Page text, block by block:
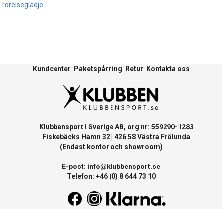
rörelseglädje.
Kundcenter Paketspårning Retur Kontakta oss
Klubbensport i Sverige AB, org nr: 559290-1283
Fiskebäcks Hamn 32 | 426 58 Västra Frölunda
(Endast kontor och showroom)
E-post: info@klubbensport.se
Telefon: +46 (0) 8 644 73 10